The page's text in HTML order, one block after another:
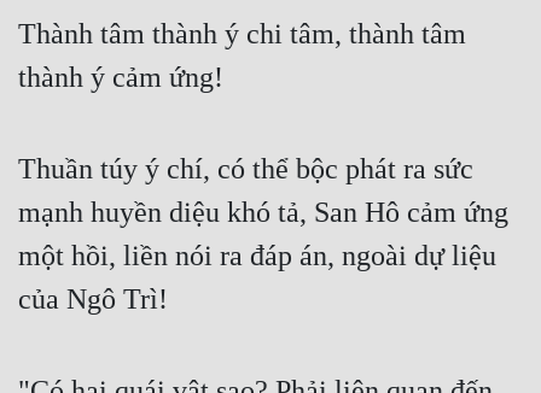
Truyện Dịch
Truyện Nhập Môn
Xa Lộ Dịch
Cung Đấu
Cạnh Kỹ
Thành tâm thành ý chi tâm, thành tâm
thành ý cảm ứng!
Thuần túy ý chí, có thể bộc phát ra sức
mạnh huyền diệu khó tả, San Hô cảm ứng
một hồi, liền nói ra đáp án, ngoài dự liệu
của Ngô Trì!